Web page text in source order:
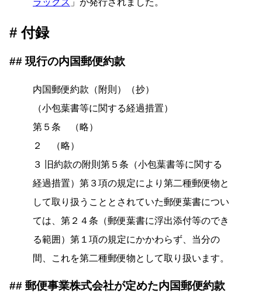
ラックス 」が発行されました。
付録
現行の内国郵便約款
内国郵便約款（附則）（抄）
（小包葉書等に関する経過措置）
第５条 （略）
２ （略）
３ 旧約款の附則第５条（小包葉書等に関する
経過措置）第３項の規定により第二種郵便物と
して取り扱うこととされていた郵便葉書につい
ては、第２４条（郵便葉書に浮出添付等のでき
る範囲）第１項の規定にかかわらず、当分の
間、これを第二種郵便物として取り扱います。
郵便事業株式会社が定めた内国郵便約款